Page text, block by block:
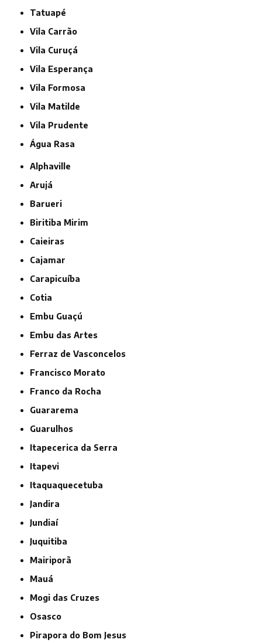
Tatuapé
Vila Carrão
Vila Curuçá
Vila Esperança
Vila Formosa
Vila Matilde
Vila Prudente
Água Rasa
Alphaville
Arujá
Barueri
Biritiba Mirim
Caieiras
Cajamar
Carapicuíba
Cotia
Embu Guaçú
Embu das Artes
Ferraz de Vasconcelos
Francisco Morato
Franco da Rocha
Guararema
Guarulhos
Itapecerica da Serra
Itapevi
Itaquaquecetuba
Jandira
Jundiaí
Juquitiba
Mairiporã
Mauá
Mogi das Cruzes
Osasco
Pirapora do Bom Jesus